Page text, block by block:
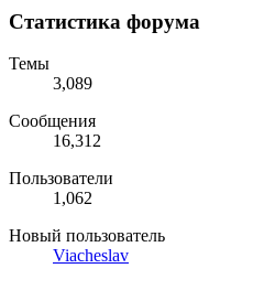
Статистика форума
Темы
3,089
Сообщения
16,312
Пользователи
1,062
Новый пользователь
Viacheslav